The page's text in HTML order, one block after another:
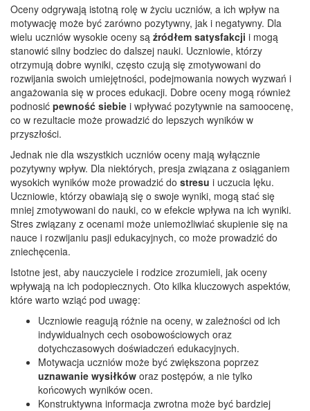
Oceny odgrywają istotną rolę w życiu uczniów, a ich wpływ na
motywację może być zarówno pozytywny, jak i negatywny. Dla
wielu uczniów wysokie oceny są źródłem satysfakcji i mogą
stanowić silny bodziec do dalszej nauki. Uczniowie, którzy
otrzymują dobre wyniki, często czują się zmotywowani do
rozwijania swoich umiejętności, podejmowania nowych wyzwań i
angażowania się w proces edukacji. Dobre oceny mogą również
podnosić pewność siebie i wpływać pozytywnie na samoocenę,
co w rezultacie może prowadzić do lepszych wyników w
przyszłości.
Jednak nie dla wszystkich uczniów oceny mają wyłącznie
pozytywny wpływ. Dla niektórych, presja związana z osiąganiem
wysokich wyników może prowadzić do stresu i uczucia lęku.
Uczniowie, którzy obawiają się o swoje wyniki, mogą stać się
mniej zmotywowani do nauki, co w efekcie wpływa na ich wyniki.
Stres związany z ocenami może uniemożliwiać skupienie się na
nauce i rozwijaniu pasji edukacyjnych, co może prowadzić do
zniechęcenia.
Istotne jest, aby nauczyciele i rodzice zrozumieli, jak oceny
wpływają na ich podopiecznych. Oto kilka kluczowych aspektów,
które warto wziąć pod uwagę:
Uczniowie reagują różnie na oceny, w zależności od ich
indywidualnych cech osobowościowych oraz
dotychczasowych doświadczeń edukacyjnych.
Motywacja uczniów może być zwiększona poprzez
uznawanie wysiłków oraz postępów, a nie tylko
końcowych wyników ocen.
Konstruktywna informacja zwrotna może być bardziej